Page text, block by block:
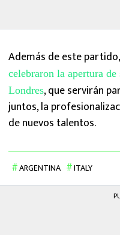
Además de este partido,
celebraron la apertura
Londres, que servirán
juntos, la
de nuevos talentos.
ARGENTINA ITALY